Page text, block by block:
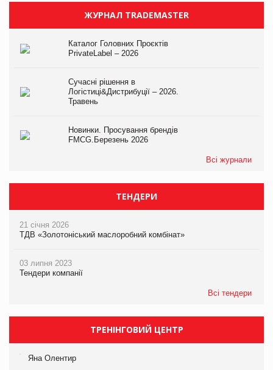
ЖУРНАЛ TRADEMASTER
Каталог Головних Проєктів
PrivateLabel – 2026
Сучасні рішення в
Логістиці&Дистрибуції – 2026.
Травень
Новинки. Просування брендів
FMCG.Березень 2026
Всі журнали
ТЕНДЕРИ
21 січня 2026
ТДВ «Золотоніський маслоробний комбінат»
03 липня 2023
Тендери компанії
Всі тендери
ТРЕНІНГОВИЙ ЦЕНТР
Яна Олентир